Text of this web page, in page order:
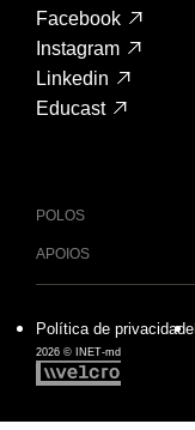
Facebook
Instagram
Linkedin
Educast
POLOS
APOIOS
2026 © INET-md
Política de privacidade